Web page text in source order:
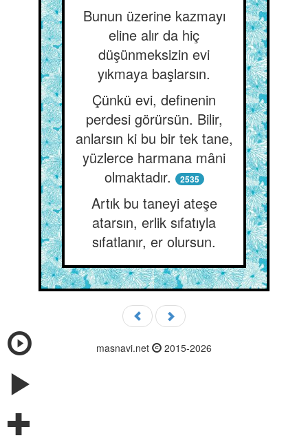
Bunun üzerine kazmayı
eline alır da hiç
düşünmeksizin evi
yıkmaya başlarsın.
Çünkü evi, definenin
perdesi görürsün. Bilir,
anlarsın ki bu bir tek tane,
yüzlerce harmana mâni
olmaktadır.
2535
Artık bu taneyi ateşe
atarsın, erlik sıfatıyla
sıfatlanır, er olursun.
masnavi.net 2015-2026